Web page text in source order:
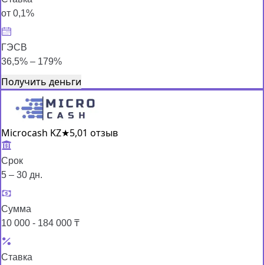
от 0,1%
ГЭСВ
36,5% – 179%
Получить деньги
Microcash KZ★5,01 отзыв
Срок
5 – 30 дн.
Сумма
10 000 - 184 000 ₸
Ставка